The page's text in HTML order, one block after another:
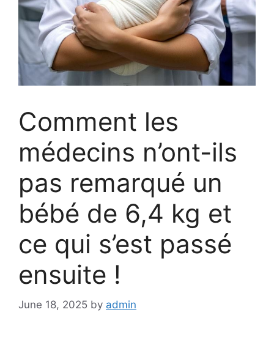
Comment les
médecins n’ont-ils
pas remarqué un
bébé de 6,4 kg et
ce qui s’est passé
ensuite !
June 18, 2025 by admin